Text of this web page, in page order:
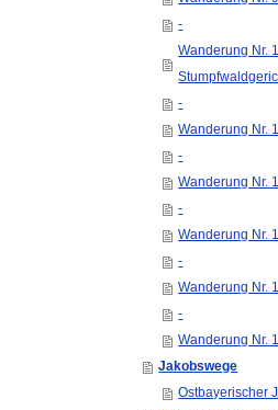
-
Wanderung Nr.
-
Wanderung Nr.
-
Wanderung Nr.
-
Wanderung Nr.
-
Wanderung Nr.
-
Wanderung Nr.
Jakobswege
Ostbayerischer